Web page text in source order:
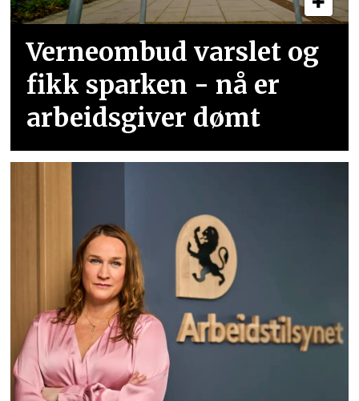
Verneombud varslet og
fikk sparken - nå er
arbeidsgiver dømt